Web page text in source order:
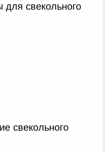
свекольного
свекольного